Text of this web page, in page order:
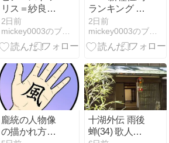
リス＝紗良・
オットさん
2日前
ランキング 8
月3日
2日前
龐統の人物像
の描かれ方の
十湖外伝 雨後
蝉(34) 歌人河